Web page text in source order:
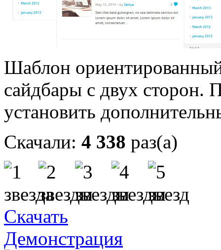
Шаблон
сайдбары с двух сторон.
установить
Скачали: 4 338 раз(а)
Скачать
Демонстрация